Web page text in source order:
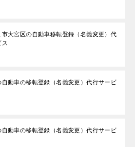
市大宮区の自動車移転登録（名義変更）代
自動車の移転登録（名義変更）代行サービ
自動車の移転登録（名義変更）代行サービ